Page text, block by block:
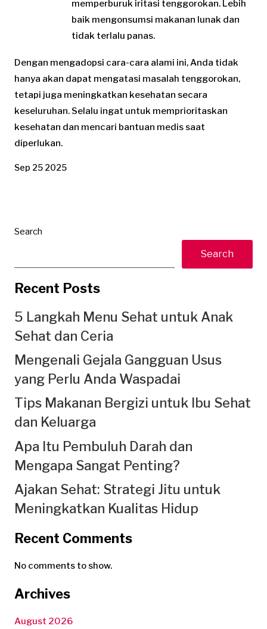
memperburuk iritasi tenggorokan. Lebih
baik mengonsumsi makanan lunak dan
tidak terlalu panas.
Dengan mengadopsi cara-cara alami ini, Anda tidak
hanya akan dapat mengatasi masalah tenggorokan,
tetapi juga meningkatkan kesehatan secara
keseluruhan. Selalu ingat untuk memprioritaskan
kesehatan dan mencari bantuan medis saat
diperlukan.
Sep 25 2025
Search
Search
Recent Posts
5 Langkah Menu Sehat untuk Anak
Sehat dan Ceria
Mengenali Gejala Gangguan Usus
yang Perlu Anda Waspadai
Tips Makanan Bergizi untuk Ibu Sehat
dan Keluarga
Apa Itu Pembuluh Darah dan
Mengapa Sangat Penting?
Ajakan Sehat: Strategi Jitu untuk
Meningkatkan Kualitas Hidup
Recent Comments
No comments to show.
Archives
August 2026